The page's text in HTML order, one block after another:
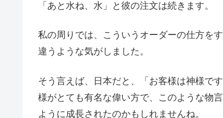
「あと水ね、水」と彼の注文は続きます。
私の周りでは、こういうオーダーの仕方を
違うような気がしました。
そう言えば、日本だと、「お客様は神様で
様がとても有名な偉い方で、このような物
ように成長されたのかもしれませんね。